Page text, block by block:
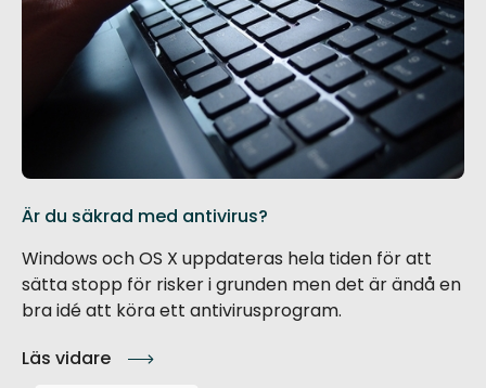
Är du säkrad med antivirus?
Windows och OS X uppdateras hela tiden för att
sätta stopp för risker i grunden men det är ändå en
bra idé att köra ett antivirusprogram.
Läs vidare